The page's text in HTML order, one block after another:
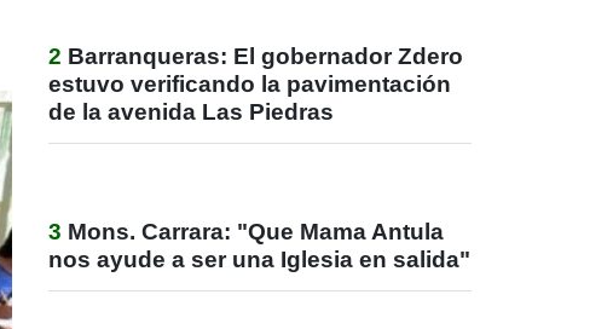
2 Barranqueras: El gobernador Zdero
estuvo verificando la pavimentación
de la avenida Las Piedras
3 Mons. Carrara: "Que Mama Antula
nos ayude a ser una Iglesia en salida"